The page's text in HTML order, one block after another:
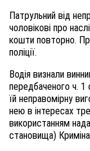
Патрульний від
чоловікові про
кошти повторно.
поліції.
Водія визнали
передбаченого ч. 1
їй неправомірну
нею в інтересах
використанням
становища)